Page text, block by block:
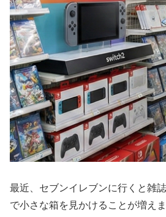
最近、セブンイレブンに行くと雑
で小さな箱を見かけることが増え